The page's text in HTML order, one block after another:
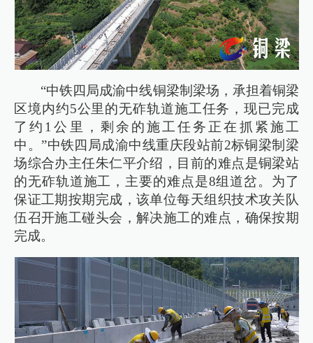
“中铁四局成渝中线铜梁制梁场，承担着铜梁
区境内约5公里的无砟轨道施工任务，现已完成
了约1公里，剩余的施工任务正在抓紧施工
中。”中铁四局成渝中线重庆段站前2标铜梁制梁
场综合办主任朱仁平介绍，目前的难点是铜梁站
的无砟轨道施工，主要的难点是8组道岔。为了
保证工期按期完成，该单位每天组织技术攻关队
伍召开施工碰头会，解决施工的难点，确保按期
完成。